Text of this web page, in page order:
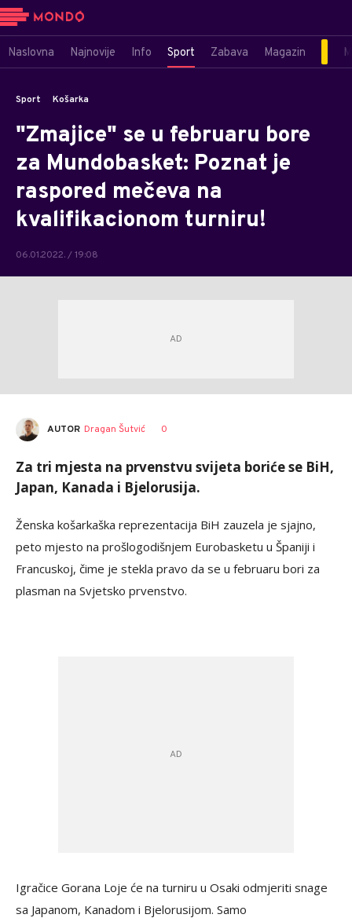
Naslovna Najnovije Info Sport Zabava Magazin
Sport Košarka
"Zmajice" se u februaru bore
za Mundobasket: Poznat je
raspored mečeva na
kvalifikacionom turniru!
06.01.2022. / 19:08
AUTOR Dragan Šutvić 0
Za tri mjesta na prvenstvu svijeta boriće se BiH,
Japan, Kanada i Bjelorusija.
Ženska košarkaška reprezentacija BiH zauzela je sjajno,
peto mjesto na prošlogodišnjem Eurobasketu u Španiji i
Francuskoj, čime je stekla pravo da se u februaru bori za
plasman na Svjetsko prvenstvo.
Igračice Gorana Loje će na turniru u Osaki odmjeriti snage
sa Japanom, Kanadom i Bjelorusijom. Samo